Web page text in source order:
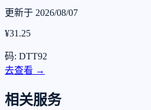
更新于 2026/08/07
¥31.25
码: DTT92
去查看 →
相关服务